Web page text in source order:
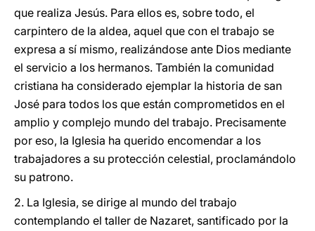
que realiza Jesús. Para ellos es, sobre todo, el
carpintero de la aldea, aquel que con el trabajo se
expresa a sí mismo, realizándose ante Dios mediante
el servicio a los hermanos. También la comunidad
cristiana ha considerado ejemplar la historia de san
José para todos los que están comprometidos en el
amplio y complejo mundo del trabajo. Precisamente
por eso, la Iglesia ha querido encomendar a los
trabajadores a su protección celestial, proclamándolo
su patrono.
2. La Iglesia, se dirige al mundo del trabajo
contemplando el taller de Nazaret, santificado por la